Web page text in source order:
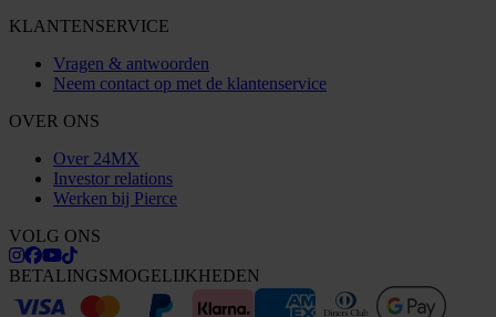
KLANTENSERVICE
Vragen & antwoorden
Neem contact op met de klantenservice
OVER ONS
Over 24MX
Investor relations
Werken bij Pierce
VOLG ONS
BETALINGSMOGELIJKHEDEN